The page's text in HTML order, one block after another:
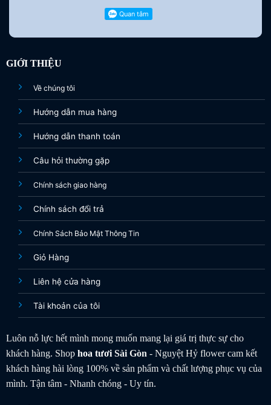
GIỚI THIỆU
Về chúng tôi
Hướng dẫn mua hàng
Hướng dẫn thanh toán
Câu hỏi thường gặp
Chính sách giao hàng
Chính sách đổi trả
Chính Sách Bảo Mật Thông Tin
Giỏ Hàng
Liên hệ cửa hàng
Tài khoản của tôi
Luôn nỗ lực hết mình mong muốn mang lại giá trị thực sự cho
khách hàng. Shop hoa tươiSài Gòn - Nguyệt Hỷ flower cam kết
khách hàng hài lòng 100% về sản phẩm và chất lượng phục vụ của
mình. Tận tâm - Nhanh chóng - Uy tín.